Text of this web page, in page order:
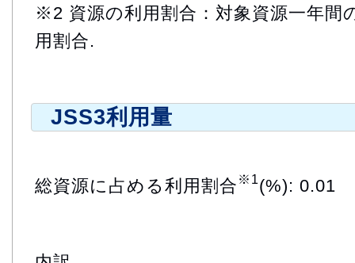
※2 資源の利用割合：対象資源一年間
用割合.
JSS3利用量
総資源に占める利用割合 ※1(%): 0.01